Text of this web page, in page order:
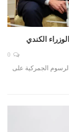
الكندي
الجمركية على